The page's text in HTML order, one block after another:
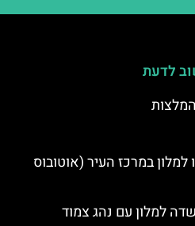
לדעת
במרכז העיר (אוטובוס
למלון עם נהג צמוד